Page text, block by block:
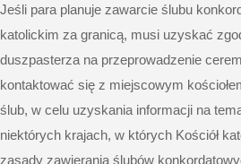
Jeśli para planuje zawarcie ślubu
katolickim za granicą, musi uzyskać
duszpasterza na przeprowadzenie
kontaktować się z miejscowym
ślub, w celu uzyskania informacji na
niektórych krajach, w których Kościół
zasady zawierania ślubów